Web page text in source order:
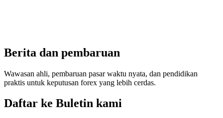
Berita dan pembaruan
Wawasan ahli, pembaruan pasar waktu nyata, dan pendidikan
praktis untuk keputusan forex yang lebih cerdas.
Daftar ke Buletin kami